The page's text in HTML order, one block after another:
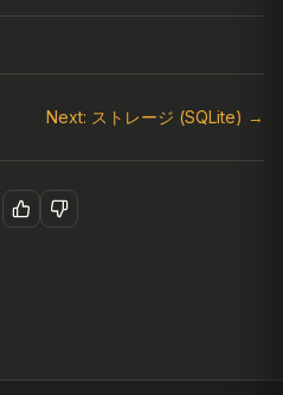
Next: ストレージ (SQLite) →